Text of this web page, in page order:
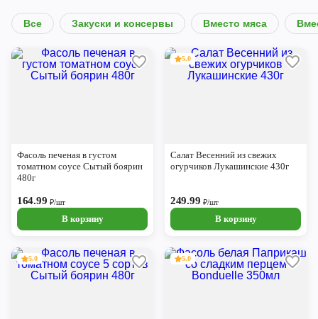
Котлас
Новодвинск
Рыбинск
Ярославль
Все Закуски и консервы Вместо мяса
Фасоль печеная в густом
томатном соусе Сытый боярин
480г
164.99 ₽/шт
В корзину
5.0
Салат Весенний из свежих
огурчиков Лукашинские 430г
249.99 ₽/шт
В корзину
5.0 5.0